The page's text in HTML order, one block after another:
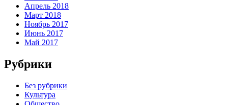
Апрель 2018
Март 2018
Ноябрь 2017
Июнь 2017
Май 2017
Рубрики
Без рубрики
Культура